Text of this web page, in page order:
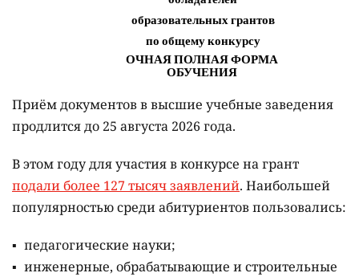
Приём документов в высшие учебные заведения
продлится до 25 августа 2026 года.
В этом году для участия в конкурсе на грант
подали более 127 тысяч заявлений. Наибольшей
популярностью среди абитуриентов пользовались:
педагогические науки;
инженерные, обрабатывающие и строительные